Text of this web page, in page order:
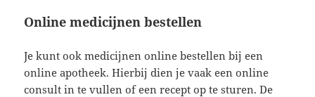
Online medicijnen bestellen
Je kunt ook medicijnen online bestellen bij een
online apotheek. Hierbij dien je vaak een online
consult in te vullen of een recept op te sturen. De